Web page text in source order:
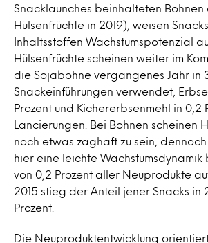
Snacklaunches beinhalteten Bohnen
Hülsenfrüchte in 2019), weisen
Inhaltsstoffen Wachstumspotenzial
Hülsenfrüchte scheinen weiter im
die Sojabohne vergangenes Jahr in
Snackeinführungen verwendet,
Prozent und Kichererbsenmehl in 0,2
Lancierungen. Bei Bohnen scheinen
noch etwas zaghaft zu sein, dennoch
hier eine leichte
von 0,2 Prozent aller Neuprodukte
2015 stieg der Anteil jener Snacks in
Prozent.
Die Neuproduktentwicklung